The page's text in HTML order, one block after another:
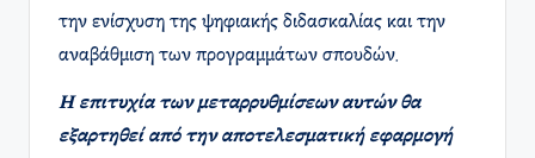
την ενίσχυση της ψηφιακής διδασκαλίας και την
αναβάθμιση των προγραμμάτων σπουδών.
Η επιτυχία των μεταρρυθμίσεων αυτών θα
εξαρτηθεί από την αποτελεσματική εφαρμογή